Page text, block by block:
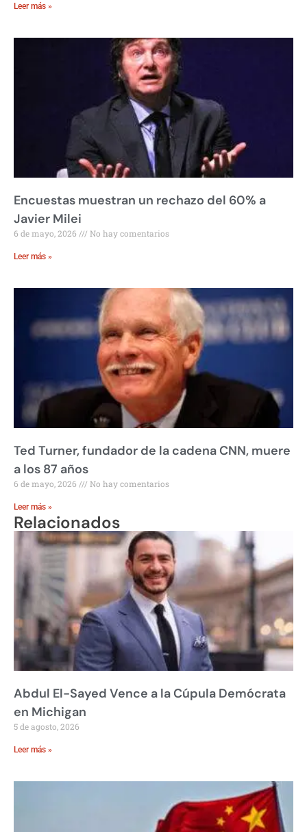
Leer más »
Encuestas muestran un rechazo del 60% a
Javier Milei
6 de mayo, 2026 No hay comentarios
Leer más »
Ted Turner, fundador de la cadena CNN, muere
a los 87 años
6 de mayo, 2026 No hay comentarios
Leer más »
Relacionados
Abdul El-Sayed Vence a la Cúpula Demócrata
en Michigan
5 de agosto, 2026
Leer más »